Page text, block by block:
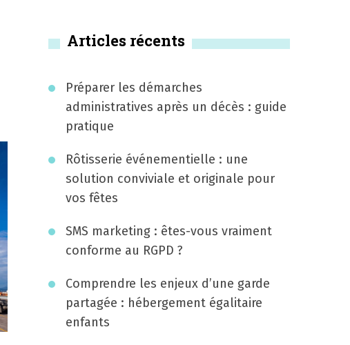
Articles récents
Préparer les démarches
administratives après un décès : guide
pratique
Rôtisserie événementielle : une
solution conviviale et originale pour
vos fêtes
SMS marketing : êtes-vous vraiment
conforme au RGPD ?
Comprendre les enjeux d’une garde
partagée : hébergement égalitaire
enfants